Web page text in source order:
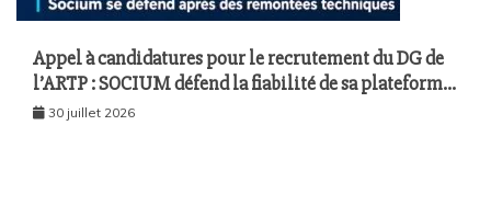
Appel à candidatures pour le recrutement du DG de
l’ARTP : SOCIUM défend la fiabilité de sa plateforme
malgré plusieurs remontées techniques
30 juillet 2026